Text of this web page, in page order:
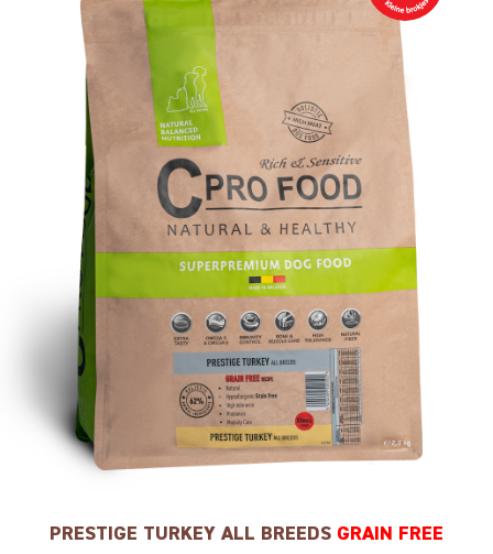
PRESTIGE TURKEY ALL BREEDS GRAIN FREE